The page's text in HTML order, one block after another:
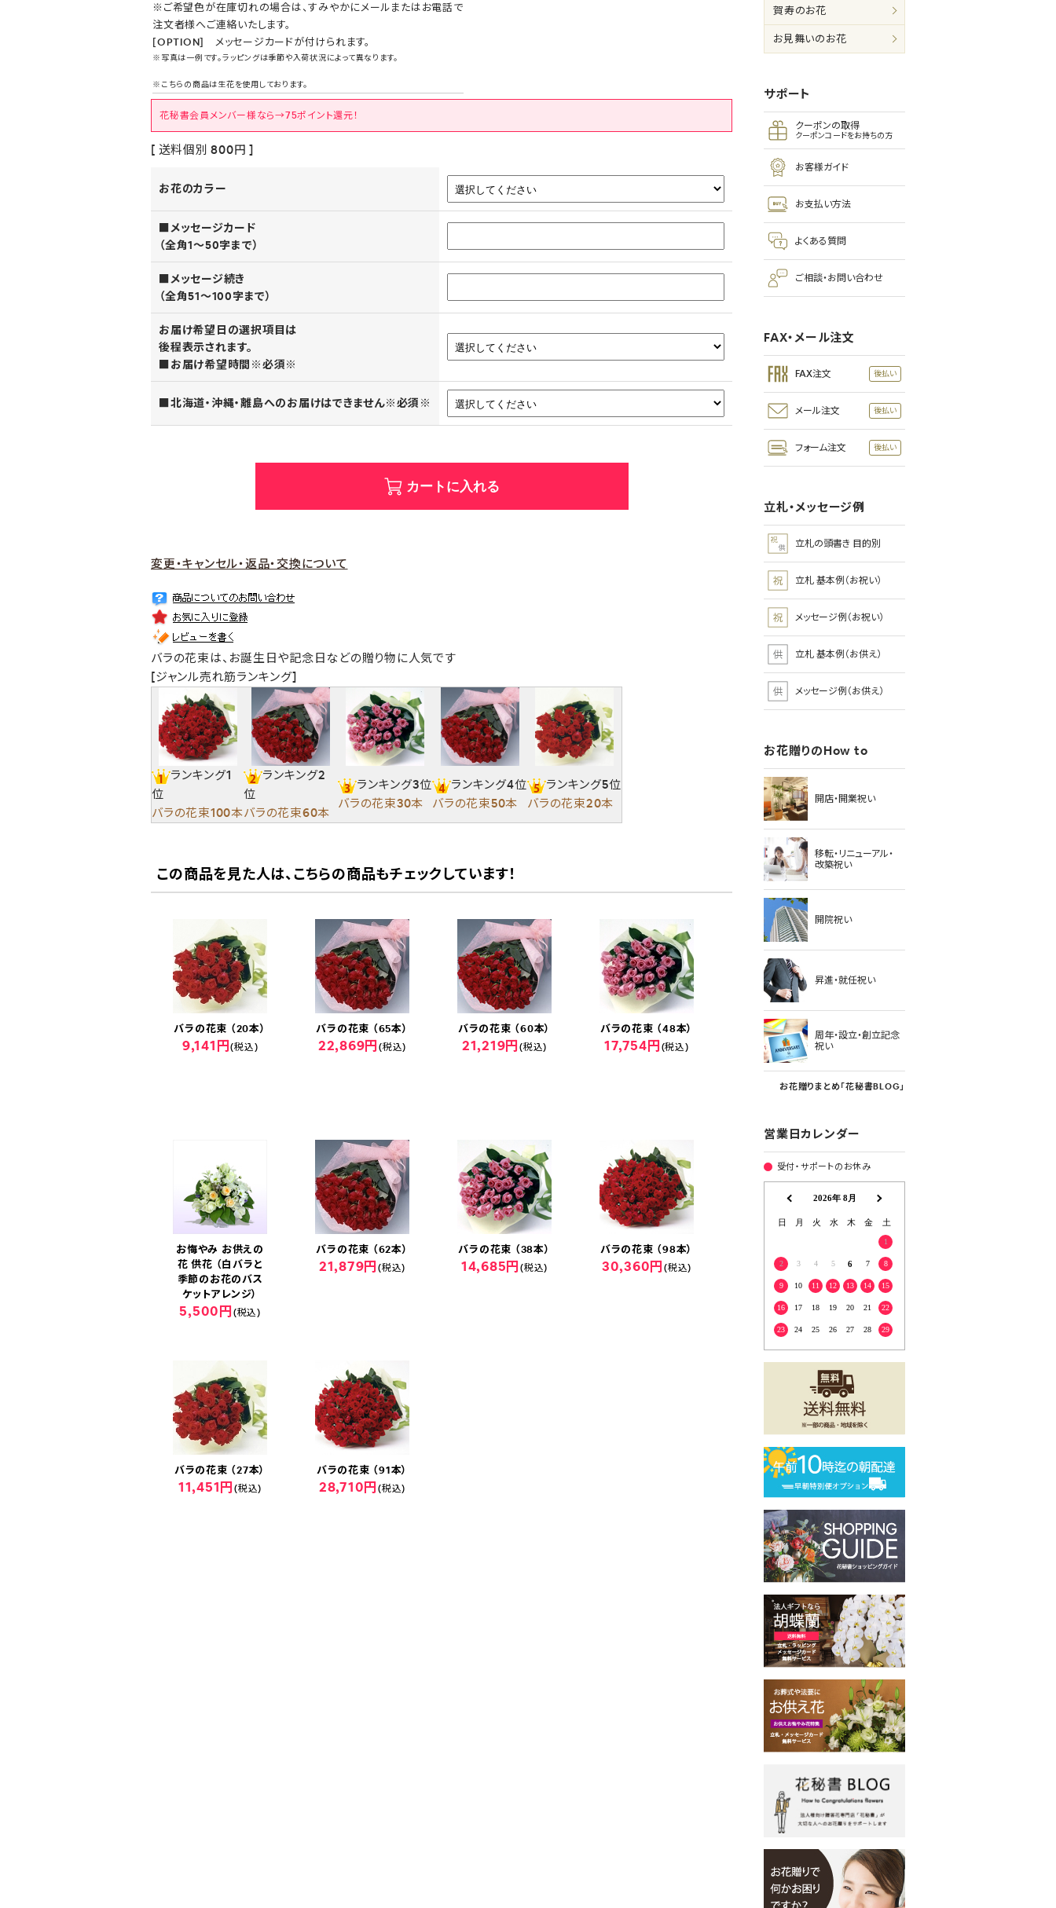
※ご希望色が在庫切れの場合は、すみやかにメールまたはお電話で
注文者様へご連絡いたします。
[OPTION] メッセージカードが付けられます。
※写真は一例です。ラッピングは季節や入荷状況によって異なります。
※こちらの商品は生花を使用しております。
花秘書会員メンバー様なら→75ポイント還元！
[ 送料個別 800円 ]
お花のカラー
■メッセージカード
（全角1～50字まで）
■メッセージ続き
（全角51～100字まで）
お届け希望日の選択項目は
後程表示されます。
■お届け希望時間※必須※
■北海道・沖縄・離島へのお届けはできません※必須※
カートに入れる
変更・キャンセル・返品・交換について
バラの花束は、お誕生日や記念日などの贈り物に人気です
[ジャンル売れ筋ランキング]
ランキング1
位
バラの花束100本
ランキング2
位
バラの花束60本
ランキング3位
バラの花束30本
ランキング4位
バラの花束50本
ランキング5位
バラの花束20本
この商品を見た人は、こちらの商品もチェックしています！
バラの花束 （20本）
9,141円(税込)
バラの花束 （65本）
22,869円(税込)
バラの花束 （60本）
21,219円(税込)
バラの花束 （48本）
17,754円(税込)
お悔やみ お供えの
花 供花 （白バラと
季節のお花のバス
ケットアレンジ）
5,500円(税込)
バラの花束 （62本）
21,879円(税込)
バラの花束 （38本）
14,685円(税込)
バラの花束 （98本）
30,360円(税込)
バラの花束 （27本）
11,451円(税込)
バラの花束 （91本）
28,710円(税込)
賀寿のお花
お見舞いのお花
サポート
クーポンの取得
クーポンコードをお持ちの方
お客様ガイド
お支払い方法
よくある質問
ご相談・お問い合わせ
FAX・メール注文
FAX注文
メール注文
フォーム注文
立札・メッセージ例
立札の頭書き 目的別
立札 基本例（お祝い）
メッセージ例（お祝い）
立札 基本例（お供え）
メッセージ例（お供え）
お花贈りのHow to
開店・開業祝い
移転・リニューアル・
改築祝い
開院祝い
昇進・就任祝い
周年・設立・創立記念
祝い
お花贈りまとめ「花秘書BLOG」
営業日カレンダー
受付・サポートのお休み